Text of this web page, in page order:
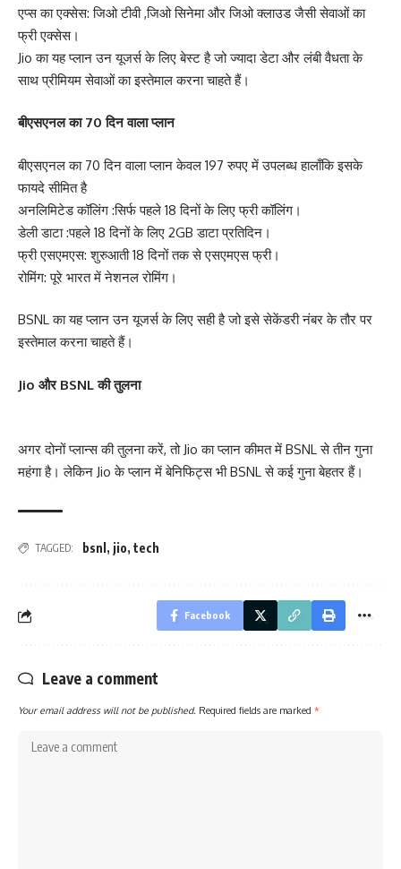
एप्स का एक्सेस: जिओ टीवी ,जिओ सिनेमा और जिओ क्लाउड जैसी सेवाओं का
फ्री एक्सेस।
Jio का यह प्लान उन यूजर्स के लिए बेस्ट है जो ज्यादा डेटा और लंबी वैधता के
साथ प्रीमियम सेवाओं का इस्तेमाल करना चाहते हैं।
बीएसएनल का 70 दिन वाला प्लान
बीएसएनल का 70 दिन वाला प्लान केवल 197 रुपए में उपलब्ध हालाँकि इसके
फायदे सीमित है
अनलिमिटेड कॉलिंग :सिर्फ पहले 18 दिनों के लिए फ्री कॉलिंग।
डेली डाटा :पहले 18 दिनों के लिए 2GB डाटा प्रतिदिन।
फ्री एसएमएस: शुरुआती 18 दिनों तक से एसएमएस फ्री।
रोमिंग: पूरे भारत में नेशनल रोमिंग।
BSNL का यह प्लान उन यूजर्स के लिए सही है जो इसे सेकेंडरी नंबर के तौर पर
इस्तेमाल करना चाहते हैं।
Jio और BSNL की तुलना
अगर दोनों प्लान्स की तुलना करें, तो Jio का प्लान कीमत में BSNL से तीन गुना
महंगा है। लेकिन Jio के प्लान में बेनिफिट्स भी BSNL से कई गुना बेहतर हैं।
TAGGED: bsnl , jio, tech
Facebook
Leave a comment
Your email address will not be published. Required fields are marked *